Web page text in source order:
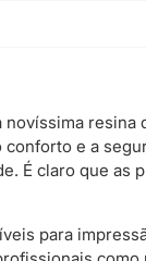
novíssima
conforto e a
É claro que
para